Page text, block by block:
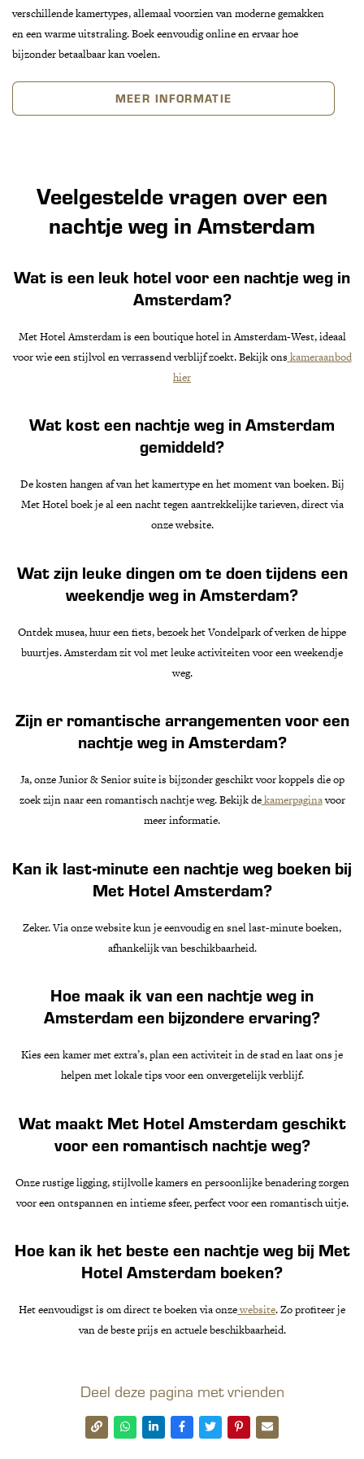
verschillende kamertypes, allemaal voorzien van moderne gemakken
en een warme uitstraling. Boek eenvoudig online en ervaar hoe
bijzonder betaalbaar kan voelen.
MEER INFORMATIE
Veelgestelde vragen over een
nachtje weg in Amsterdam
Wat is een leuk hotel voor een nachtje weg in
Amsterdam?
Met Hotel Amsterdam is een boutique hotel in Amsterdam-West, ideaal
voor wie een stijlvol en verrassend verblijf zoekt. Bekijk ons kameraanbod
hier
Wat kost een nachtje weg in Amsterdam
gemiddeld?
De kosten hangen af van het kamertype en het moment van boeken. Bij
Met Hotel boek je al een nacht tegen aantrekkelijke tarieven, direct via
onze website.
Wat zijn leuke dingen om te doen tijdens een
weekendje weg in Amsterdam?
Ontdek musea, huur een fiets, bezoek het Vondelpark of verken de hippe
buurtjes. Amsterdam zit vol met leuke activiteiten voor een weekendje
weg.
Zijn er romantische arrangementen voor een
nachtje weg in Amsterdam?
Ja, onze Junior & Senior suite is bijzonder geschikt voor koppels die op
zoek zijn naar een romantisch nachtje weg. Bekijk dekamerpaginavoor
meer informatie.
Kan ik last-minute een nachtje weg boeken bij
Met Hotel Amsterdam?
Zeker. Via onze website kun je eenvoudig en snel last-minute boeken,
afhankelijk van beschikbaarheid.
Hoe maak ik van een nachtje weg in
Amsterdam een bijzondere ervaring?
Kies een kamer met extra’s, plan een activiteit in de stad en laat ons je
helpen met lokale tips voor een onvergetelijk verblijf.
Wat maakt Met Hotel Amsterdam geschikt
voor een romantisch nachtje weg?
Onze rustige ligging, stijlvolle kamers en persoonlijke benadering zorgen
voor een ontspannen en intieme sfeer, perfect voor een romantisch uitje.
Hoe kan ik het beste een nachtje weg bij Met
Hotel Amsterdam boeken?
Het eenvoudigst is om direct te boeken via onzewebsite. Zo profiteer je
van de beste prijs en actuele beschikbaarheid.
Deel deze pagina met vrienden